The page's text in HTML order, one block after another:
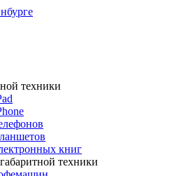
техники
книг
техники